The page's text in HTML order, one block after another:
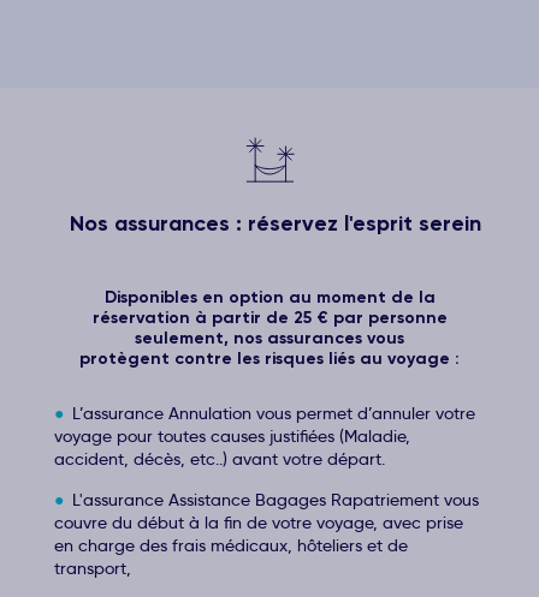
Nos assurances : réservez l'esprit serein
Disponibles en option au moment de la
réservation à partir de 25 € par personne
seulement, nos assurances vous
protègent contre les risques liés au voyage :
L’assurance Annulation vous permet d’annuler votre
voyage pour toutes causes justifiées (Maladie,
accident, décès, etc..) avant votre départ.
L'assurance Assistance Bagages Rapatriement vous
couvre du début à la fin de votre voyage, avec prise
en charge des frais médicaux, hôteliers et de
transport,